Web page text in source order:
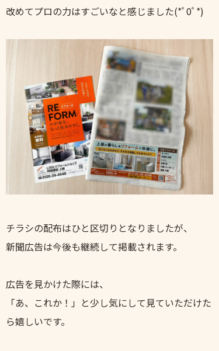
改めてプロの力はすごいなと感じました(*ﾟ0ﾟ*)
チラシの配布はひと区切りとなりましたが、
新聞広告は今後も継続して掲載されます。
広告を見かけた際には、
「あ、これか！」と少し気にして見ていただけた
ら嬉しいです。